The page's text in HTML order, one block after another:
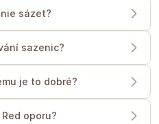
s dobrou
rada pro
bal, nebo
nebo málo živin,
pravidelně
sázet?
sazenic?
je to dobré?
oporu?